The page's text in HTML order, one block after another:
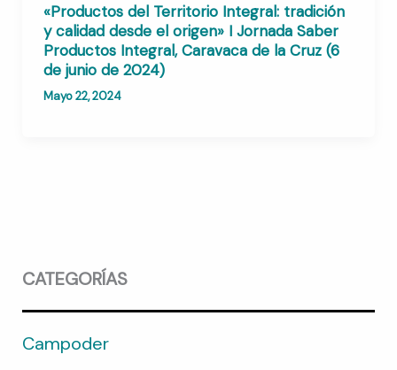
«Productos del Territorio Integral: tradición
y calidad desde el origen» I Jornada Saber
Productos Integral, Caravaca de la Cruz (6
de junio de 2024)
Mayo 22, 2024
CATEGORÍAS
Campoder